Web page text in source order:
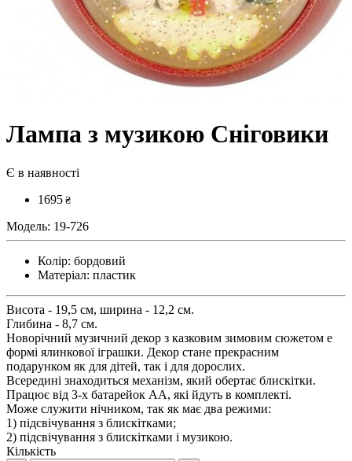
Лампа з музикою Сніговики
Є в наявності
1695 ₴
Модель: 19-726
Колір: бордовий
Матеріал: пластик
Висота - 19,5 см, ширина - 12,2 см.
Глибина - 8,7 см.
Новорічний музичний декор з казковим зимовим сюжетом e
формі ялинкової іграшки. Декор стане прекрасним
подарунком як для дітей, так і для дорослих.
Всередині знаходиться механізм, який обертає блискітки.
Працює від 3-х батарейок АА, які йдуть в комплекті.
Може служити нічником, так як має два режими:
1) підсвічування з блискітками;
2) підсвічування з блискітками і музикою.
Кількість